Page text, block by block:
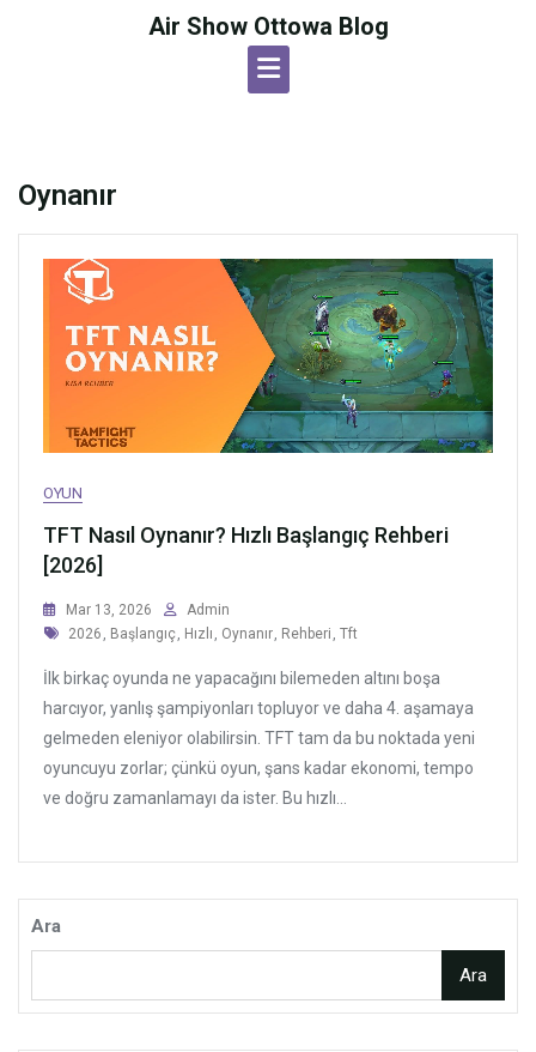
Air Show Ottowa Blog
Oynanır
OYUN
TFT Nasıl Oynanır? Hızlı Başlangıç Rehberi
[2026]
Mar 13, 2026
Admin
Tags
2026 , Başlangıç , Hızlı , Oynanır, Rehberi , Tft
İlk birkaç oyunda ne yapacağını bilemeden altını boşa
harcıyor, yanlış şampiyonları topluyor ve daha 4. aşamaya
gelmeden eleniyor olabilirsin. TFT tam da bu noktada yeni
oyuncuyu zorlar; çünkü oyun, şans kadar ekonomi, tempo
ve doğru zamanlamayı da ister. Bu hızlı...
Ara
Ara